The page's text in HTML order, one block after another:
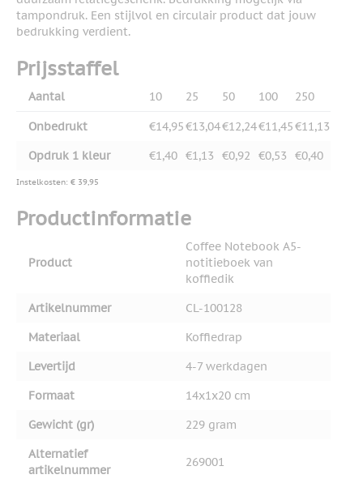
tampondruk. Een stijlvol en circulair product dat jouw
bedrukking verdient.
Prijsstaffel
Aantal 10 25 50 100 250
Onbedrukt €14,95€13,04€12,24€11,45€11,13
Opdruk 1 kleur
€1,40 €1,13 €0,92 €0,53 €0,40
Instelkosten: € 39,95
Productinformatie
Product
Coffee Notebook A5-
notitieboek van
koffiedik
Artikelnummer
CL-100128
Materiaal
Koffiedrap
Levertijd
4-7 werkdagen
Formaat
14x1x20 cm
Gewicht (gr)
229 gram
Alternatief
artikelnummer
269001